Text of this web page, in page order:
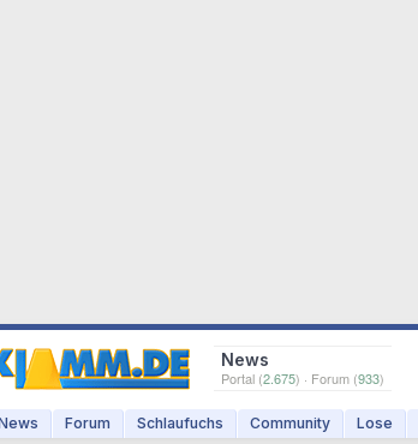
News
Portal (2.675) · Forum (933)
Forum Schlaufuchs Community Lose